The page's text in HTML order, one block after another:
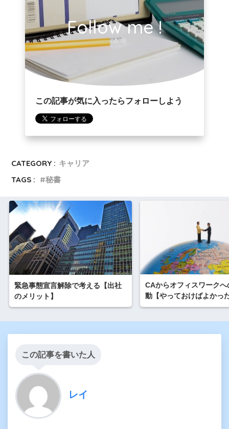
Follow me !
この記事が気に入ったらフォローしよう
CATEGORY : キャリア
TAGS :
秘書
緊急事態宣言解除で考える【出社
のメリット】
CAからオフィスワークへ
動【やっておけばよかっ
この記事を書いた人
レイ